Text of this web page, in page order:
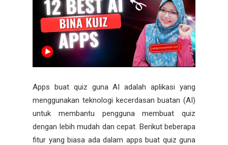
Apps buat quiz guna AI adalah aplikasi yang
menggunakan teknologi kecerdasan buatan (AI)
untuk membantu pengguna membuat quiz
dengan lebih mudah dan cepat. Berikut beberapa
fitur yang biasa ada dalam apps buat quiz guna